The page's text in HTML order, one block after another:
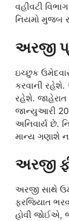
વહીવટી
નિયમો મુજબ
અરજી
ઇચ્છુક
કરવાની રહેશે.
રહેશે. જાહેરાત
જાન્યુઆરી
અનિવાર્ય છે.
માન્ય ગણાશે
અરજી
અરજી સાથે
ફરજિયાત
હોવી જોઈએ,